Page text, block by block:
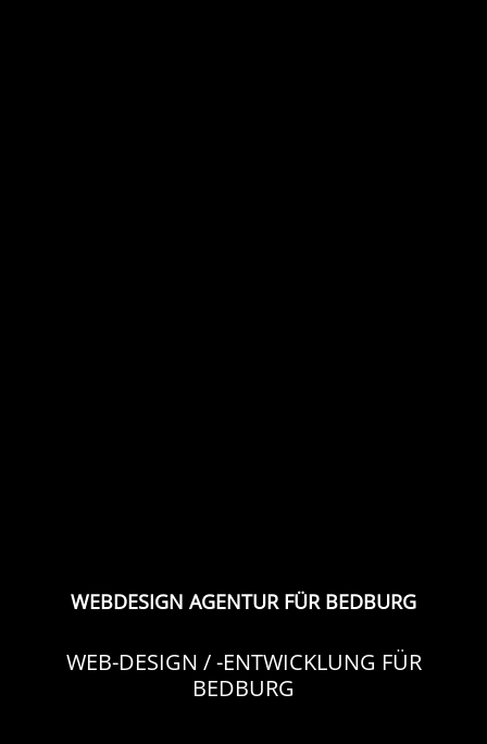
WEBDESIGN AGENTUR FÜR BEDBURG
WEB-DESIGN / -ENTWICKLUNG FÜR
BEDBURG